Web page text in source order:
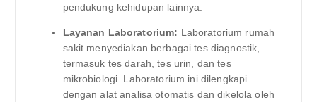
pendukung kehidupan lainnya.
Layanan Laboratorium: Laboratorium rumah
sakit menyediakan berbagai tes diagnostik,
termasuk tes darah, tes urin, dan tes
mikrobiologi. Laboratorium ini dilengkapi
dengan alat analisa otomatis dan dikelola oleh